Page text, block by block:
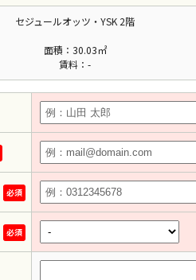
セジュールオッツ・YSK 2階
面積：30.03㎡
賃料：-
必須
必須